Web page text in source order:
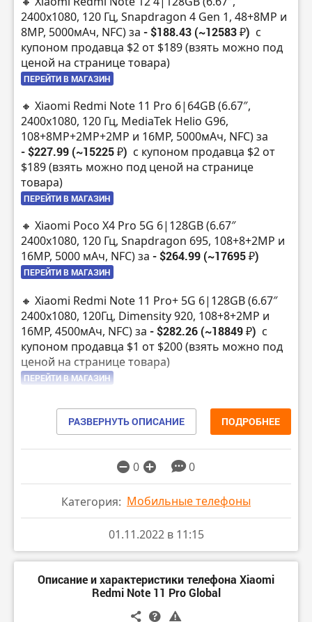
2400х1080, 120 Гц, Snapdragon 4 Gen 1, 48+8MP и
8MP, 5000мАч, NFC) за - $188.43 (~12583 ₽) с
купоном продавца $2 от $189 (взять можно под
ценой на странице товара)
ПЕРЕЙТИ В МАГАЗИН
🔸 Xiaomi Redmi Note 11 Pro 6|64GB (6.67″,
2400х1080, 120 Гц, MediaTek Helio G96,
108+8MP+2MP+2MP и 16MP, 5000мАч, NFC) за
- $227.99 (~15225 ₽) с купоном продавца $2 от
$189 (взять можно под ценой на странице
товара)
ПЕРЕЙТИ В МАГАЗИН
🔸 Xiaomi Poco X4 Pro 5G 6|128GB (6.67″
2400х1080, 120 Гц, Snapdragon 695, 108+8+2MP и
16MP, 5000 мАч, NFC) за - $264.99 (~17695 ₽)
ПЕРЕЙТИ В МАГАЗИН
🔸 Xiaomi Redmi Note 11 Pro+ 5G 6|128GB (6.67″
2400х1080, 120Гц, Dimensity 920, 108+8+2MP и
16MP, 4500мАч, NFC) за - $282.26 (~18849 ₽) с
купоном продавца $1 от $200 (взять можно под
ценой на странице товара)
ПЕРЕЙТИ В МАГАЗИН
1600х2560, 120Гц, Snapdragon 860, Dolby Vision,
Dolby Atmos, HDR 10, 13 MP и 8 MP, 8720мАч) за
- $283.17 (~18910 ₽)с купоном продавца $3 от
$289 (взять можно под ценой на странице
товара)
ПЕРЕЙТИ В МАГАЗИН
Dimensity 8100, 64+8+2MP и 16MP, 5000мАч 67Вт,
NFC) за- $297.42 (~19862 ₽)с купоном продавца
товара)
РАЗВЕРНУТЬ ОПИСАНИЕ ПОДРОБНЕЕ
0 0
Категория: Мобильные телефоны
01.11.2022 в 11:15
Описание и характеристики телефона Xiaomi
Redmi Note 11 Pro Global